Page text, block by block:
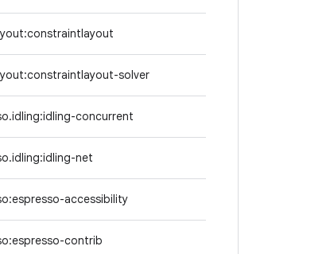
solver
concurrent
net
accessibility
contrib